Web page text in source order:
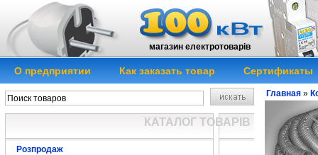
магазин електротоварів
О предприятии Как заказать товар Сертификаты
КАТАЛОГ ТОВАРІВ
Розпродаж
Главная »